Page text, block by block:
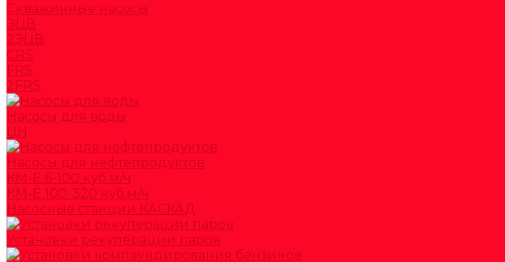
Скважинные насосы
ЭЦВ
2ЭЦВ
CRS
FRS
2FRS
Насосы для воды
ЦН
Насосы для нефтепродуктов
КМ-Е 6-100 куб.м/ч
КМ-Е 100-320 куб.м/ч
Насосные станции КАСКАД
Установки рекуперации паров